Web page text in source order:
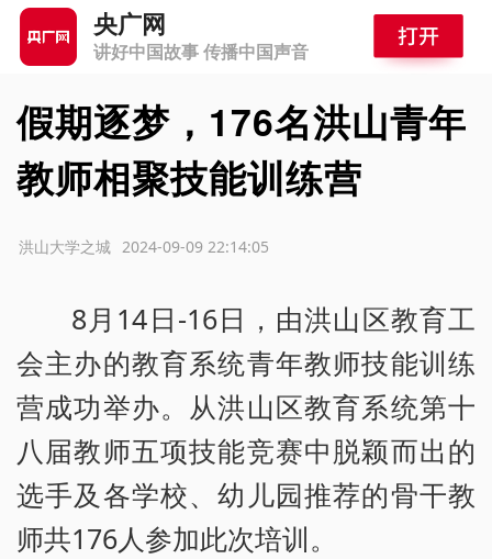
央广网
讲好中国故事 传播中国声音
假期逐梦，176名洪山青年
教师相聚技能训练营
2024-09-09 22:14:05
洪山大学之城
8月14日-16日，由洪山区教育工
会主办的教育系统青年教师技能训练
营成功举办。从洪山区教育系统第十
八届教师五项技能竞赛中脱颖而出的
选手及各学校、幼儿园推荐的骨干教
师共176人参加此次培训。